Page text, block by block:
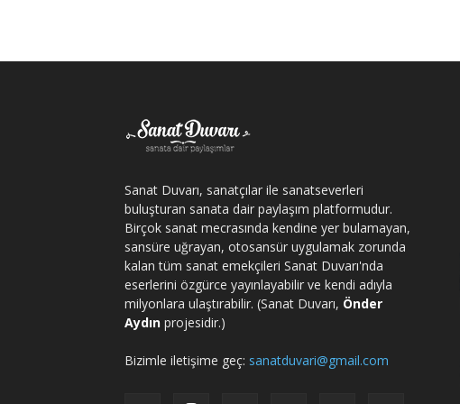
Sanat Duvarı, sanatçılar ile sanatseverleri
buluşturan sanata dair paylaşım platformudur.
Birçok sanat mecrasında kendine yer bulamayan,
sansüre uğrayan, otosansür uygulamak zorunda
kalan tüm sanat emekçileri Sanat Duvarı'nda
eserlerini özgürce yayınlayabilir ve kendi adıyla
milyonlara ulaştırabilir. (Sanat Duvarı, Önder
Aydın projesidir.)
Bizimle iletişime geç: sanatduvari@gmail.com